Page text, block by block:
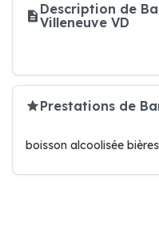
Description de
Villeneuve VD
Prestations de
boisson alcoolisée